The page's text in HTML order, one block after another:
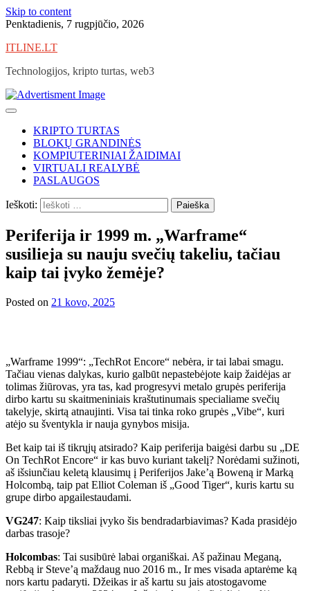
Skip to content
Penktadienis, 7 rugpjūčio, 2026
ITLINE.LT
Technologijos, kripto turtas, web3
KRIPTO TURTAS
BLOKŲ GRANDINĖS
KOMPIUTERINIAI ŽAIDIMAI
VIRTUALI REALYBĖ
PASLAUGOS
Ieškoti:
Periferija ir 1999 m. „Warframe“
susilieja su nauju svečių takeliu, tačiau
kaip tai įvyko žemėje?
Posted on 21 kovo, 2025
„Warframe 1999“: „TechRot Encore“ nebėra, ir tai labai smagu.
Tačiau vienas dalykas, kurio galbūt nepastebėjote kaip žaidėjas ar
tolimas žiūrovas, yra tas, kad progresyvi metalo grupės periferija
dirbo kartu su skaitmeniniais kraštutinumais specialiame svečių
takelyje, skirtą atnaujinti. Visa tai tinka roko grupės „Vibe“, kuri
atėjo su šventykla ir nauja gynybos misija.
Bet kaip tai iš tikrųjų atsirado? Kaip periferija baigėsi darbu su „DE
On TechRot Encore“ ir kas buvo kuriant takelį? Norėdami sužinoti,
aš išsiunčiau keletą klausimų į Periferijos Jake’ą Boweną ir Marką
Holcombą, taip pat Elliot Coleman iš „Good Tiger“, kuris kartu su
grupe dirbo apgailestaudami.
VG247: Kaip tiksliai įvyko šis bendradarbiavimas? Kada prasidėjo
darbas trasoje?
Holcombas: Tai susibūrė labai organiškai. Aš pažinau Meganą,
Rebbą ir Steve’ą maždaug nuo 2016 m., Ir mes visada aptarėme ką
nors kartu padaryti. Džeikas ir aš kartu su jais atostogavome